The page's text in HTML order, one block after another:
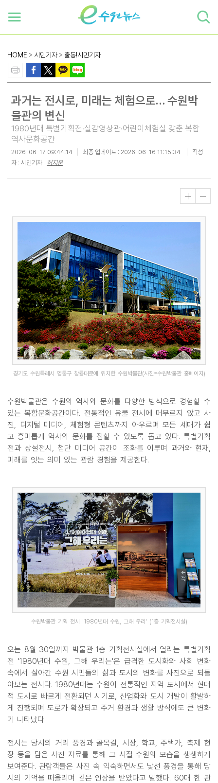
HOME > 시민기자 > 출동!시민기자
과거는 전시로, 미래는 체험으로… 수원박
물관의 변신
1980년대 특별기획전·실감영상관·어린이체험실 갖춘 복합
역사문화공간
2026-06-17 09:44:14 최종 업데이트 : 2026-06-16 11:15:34
작성
자 : 시민기자
허지운
경기도 수원특례시 영통구 창룡대로에 위치한 수원박물관(사진=수원박물관 홈페이지)
수원박물관은 수원의 역사와 문화를 다양한 방식으로 경험할 수
있는 복합문화공간이다. 전통적인 유물 전시에 머무르지 않고 사
진, 디지털 미디어, 체험형 콘텐츠까지 아우르며 모든 세대가 쉽
고 흥미롭게 역사와 문화를 접할 수 있도록 돕고 있다. 특별기획
전과 상설전시, 첨단 미디어 공간이 조화를 이루며 과거와 현재,
미래를 잇는 의미 있는 관람 경험을 제공한다.
수원박물관 기획 전시 '1980년대 수원, 그해 우리' (1층 기획전시실)
오는 8월 30일까지 박물관 1층 기획전시실에서 열리는 특별기획
전 '1980년대 수원, 그해 우리는'은 급격한 도시화와 사회 변화
속에서 살아간 수원 시민들의 삶과 도시의 변화를 사진으로 되돌
아보는 전시다. 1980년대는 수원이 전통적인 지역 도시에서 현대
적 도시로 빠르게 전환되던 시기로, 산업화와 도시 개발이 활발하
게 진행되며 도로가 확장되고 주거 환경과 생활 방식에도 큰 변화
가 나타났다.
전시는 당시의 거리 풍경과 골목길, 시장, 학교, 주택가, 축제 현
장 등을 담은 사진 자료를 통해 그 시절 수원의 모습을 생생하게
보여준다. 관람객들은 사진 속 익숙하면서도 낯선 풍경을 통해 당
시의 기억을 떠올리며 깊은 인상을 받았다고 말했다. 60대 한 관